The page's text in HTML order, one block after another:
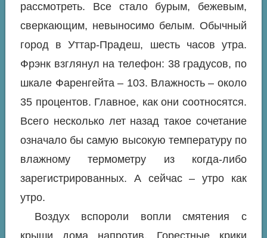
рассмотреть. Все стало бурым, бежевым,
сверкающим, невыносимо белым. Обычный
город в Уттар-Прадеш, шесть часов утра.
Фрэнк взглянул на телефон: 38 градусов, по
шкале Фаренгейта – 103. Влажность – около
35 процентов. Главное, как они соотносятся.
Всего несколько лет назад такое сочетание
означало бы самую высокую температуру по
влажному термометру из когда-либо
зарегистрированных. А сейчас – утро как
утро.
Воздух вспороли вопли смятения с